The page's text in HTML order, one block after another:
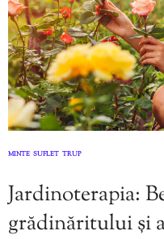
MINTE SUFLET TRUP
Jardinoterapia:
grădinăritului și